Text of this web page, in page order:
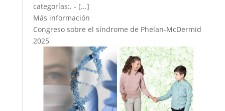
categorías:. - [...]
Más información
Congreso sobre el síndrome de Phelan-McDermid
2025